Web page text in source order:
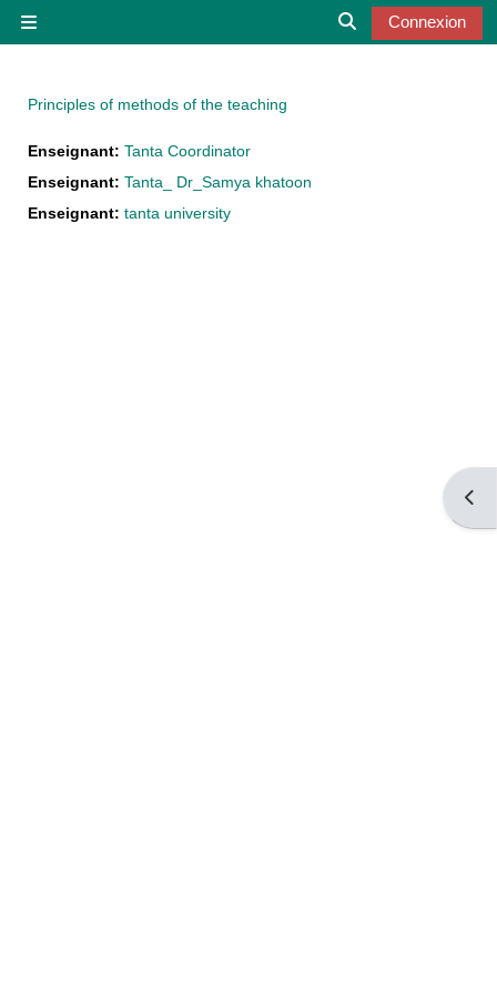
Connexion
Principles of methods of the teaching
Enseignant: Tanta Coordinator
Enseignant: Tanta_ Dr_Samya khatoon
Enseignant: tanta university